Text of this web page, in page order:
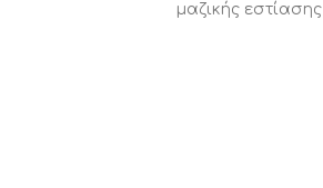
μαζικής εστίασης